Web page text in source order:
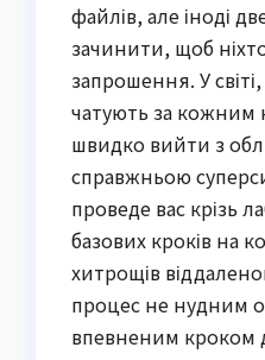
файлів, але іноді
зачинити, щоб
запрошення. У
чатують за кожним
швидко вийти з
справжньою
проведе вас крізь
базових кроків на
хитрощів
процес не нудним
впевненим кроком